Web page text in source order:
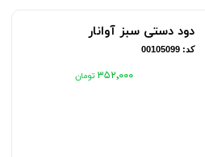
دود دستی سبز آوانار
کد: 00105099
۳۵۲٬۰۰۰